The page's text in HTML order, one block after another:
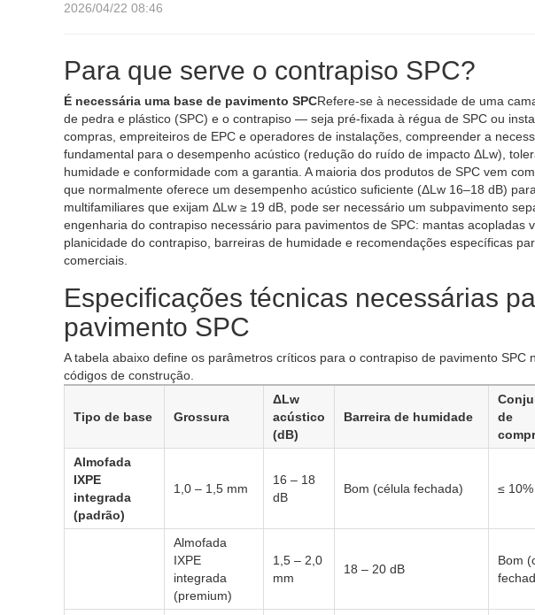
2026/04/22 08:46
Para que serve o contrapiso SPC?
É necessária uma base de pavimento SPCRefere-se à necessidade de uma
de pedra e plástico (SPC) e o contrapiso — seja pré-fixada à régua de SPC ou
compras, empreiteiros de EPC e operadores de instalações, compreender a
fundamental para o desempenho acústico (redução do ruído de impacto ΔLw),
humidade e conformidade com a garantia. A maioria dos produtos de SPC vem
que normalmente oferece um desempenho acústico suficiente (ΔLw 16–18 dB)
multifamiliares que exijam ΔLw ≥ 19 dB, pode ser necessário um subpavimento
engenharia do contrapiso necessário para pavimentos de SPC: mantas acopladas
planicidade do contrapiso, barreiras de humidade e recomendações específicas
comerciais.
Especificações técnicas necessárias
pavimento SPC
A tabela abaixo define os parâmetros críticos para o contrapiso de pavimento SPC
códigos de construção.
Tipo de base Grossura
ΔLw
acústico
(dB)
Barreira de humidade
de
Almofada
IXPE
integrada
(padrão)
1,0 – 1,5 mm
16 – 18
dB
Bom (célula fechada) ≤ 10%
Almofada
IXPE
integrada
(premium)
1,5 – 2,0
mm
18 – 20 dB
Bom